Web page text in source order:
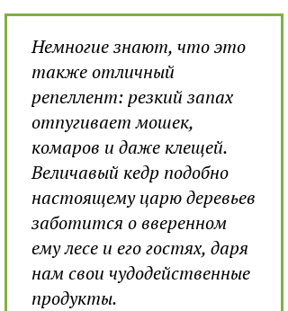
Немногие знают, что это
также отличный
репеллент: резкий запах
отпугивает мошек,
комаров и даже клещей.
Величавый кедр подобно
настоящему царю деревьев
заботится о вверенном
ему лесе и его гостях, даря
нам свои чудодейственные
продукты.